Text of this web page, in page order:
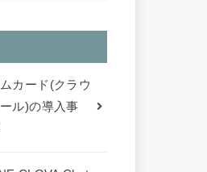
カード(クラウ
ル)の導入事